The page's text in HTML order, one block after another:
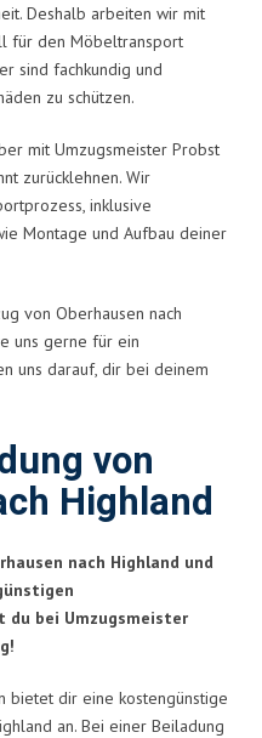
Deshalb arbeiten wir mit
für den Möbeltransport
sind fachkundig und
zu schützen.
mit Umzugsmeister Probst
zurücklehnen. Wir
inklusive
Montage und Aufbau deiner
von Oberhausen nach
uns gerne für ein
uns darauf, dir bei deinem
von
Highland
nach Highland und
du bei Umzugsmeister
bietet dir eine kostengünstige
an. Bei einer Beiladung